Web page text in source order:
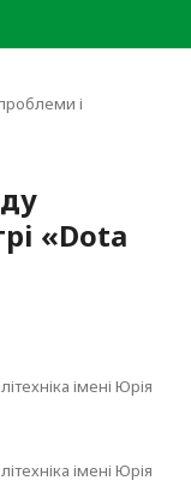
і
«Dota
імені Юрія
імені Юрія